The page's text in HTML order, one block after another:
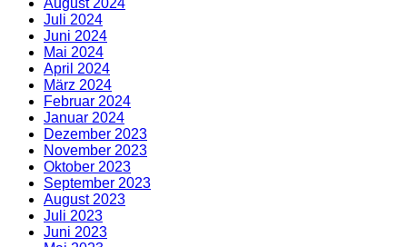
August 2024
Juli 2024
Juni 2024
Mai 2024
April 2024
März 2024
Februar 2024
Januar 2024
Dezember 2023
November 2023
Oktober 2023
September 2023
August 2023
Juli 2023
Juni 2023